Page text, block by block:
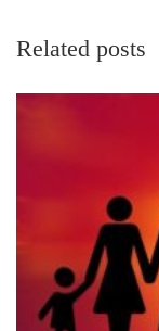
Related posts